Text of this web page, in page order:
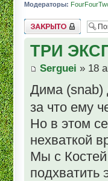
Модераторы:
Topic locked
ТРИ
Serguei » 18
Дима (snab)
за что ему
Но в этом
нехваткой
Мы с
подхватить